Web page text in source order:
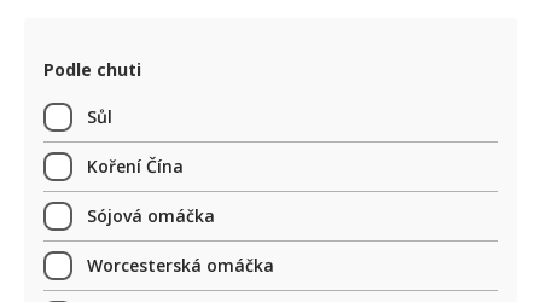
Podle chuti
Sůl
Koření Čína
Sójová omáčka
Worcesterská omáčka